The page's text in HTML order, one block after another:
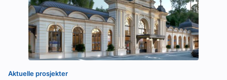
Aktuelle prosjekter